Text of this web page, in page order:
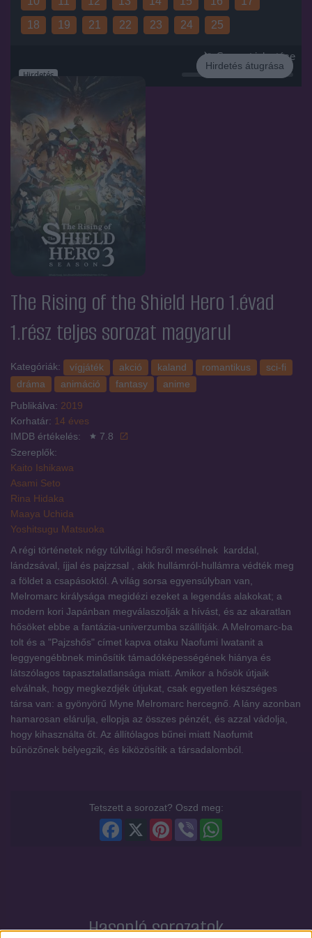
Hirdetés
Hirdetés átugrása
18
19 21 22 23 24 25
Sorozat jelentése
The Rising of the Shield Hero 1.évad
1.rész teljes sorozat magyarul
Kategóriák: vígjáték akció kaland romantikus
sci-fi
dráma
animáció fantasy
anime
Publikálva: 2019
Korhatár: 14 éves
IMDB értékelés:
7.8
Szereplők:
Kaito Ishikawa
Asami Seto
Rina Hidaka
Maaya Uchida
Yoshitsugu Matsuoka
A régi történetek négy túlvilági hősről mesélnek  karddal,
lándzsával, íjjal és pajzzsal , akik hullámról-hullámra védték meg
a földet a csapásoktól. A világ sorsa egyensúlyban van,
Melromarc királysága megidézi ezeket a legendás alakokat; a
modern kori Japánban megválaszolják a hívást, és az akaratlan
hősöket ebbe a fantázia-univerzumba szállítják. A Melromarc-ba
tolt és a "Pajzshős" címet kapva otaku Naofumi Iwatanit a
leggyengébbnek minősítik támadóképességének hiánya és
látszólagos tapasztalatlansága miatt. Amikor a hősök útjaik
elválnak, hogy megkezdjék útjukat, csak egyetlen készséges
társa van: a gyönyörű Myne Melromarc hercegnő. A lány azonban
hamarosan elárulja, ellopja az összes pénzét, és azzal vádolja,
hogy kihasználta őt. Az állítólagos bűnei miatt Naofumit
bűnözőnek bélyegzik, és kiközösítik a társadalomból.
Tetszett a sorozat? Oszd meg:
Viber
Pinterest
Facebook
Hasonló sorozatok